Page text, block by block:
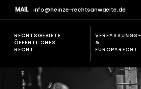
MAIL info@heinze-rechtsanwaelte.de
RECHTSGEBIETE
ÖFFENTLICHES
RECHT
EXPERTISE
VERFASSUNGS-
&
EUROPARECHT